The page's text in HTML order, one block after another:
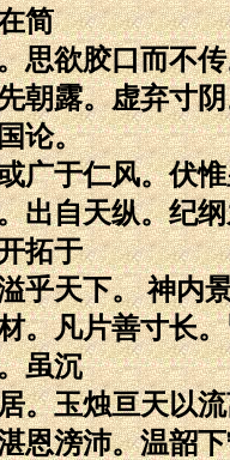
简
思欲胶口而不
朝露。虚弃寸
论。
广于仁风。伏
出自天纵。纪
拓于
乎天下。 神内
。凡片善寸长
虽沉
。玉烛亘天以
恩滂沛。温韶